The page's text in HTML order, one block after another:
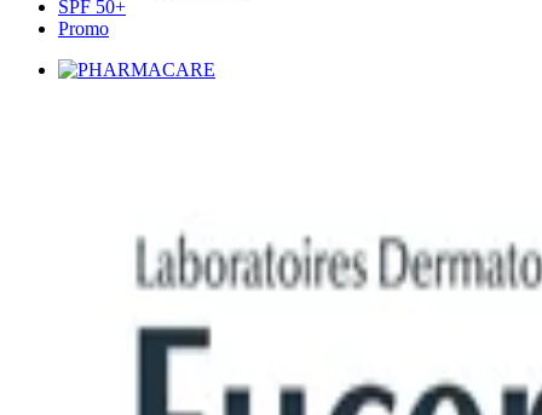
SPF 50+
Promo